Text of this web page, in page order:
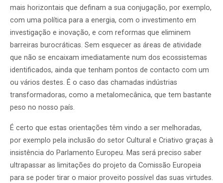
mais horizontais que definam a sua conjugação, por exemplo,
com uma política para a energia, com o investimento em
investigação e inovação, e com reformas que eliminem
barreiras burocráticas. Sem esquecer as áreas de atividade
que não se encaixam imediatamente num dos ecossistemas
identificados, ainda que tenham pontos de contacto com um
ou vários destes. É o caso das chamadas indústrias
transformadoras, como a metalomecânica, que tem bastante
peso no nosso país.
É certo que estas orientações têm vindo a ser melhoradas,
por exemplo pela inclusão do setor Cultural e Criativo graças à
insistência do Parlamento Europeu. Mas será preciso saber
ultrapassar as limitações do projeto da Comissão Europeia
para se poder tirar o maior proveito possível das suas virtudes.